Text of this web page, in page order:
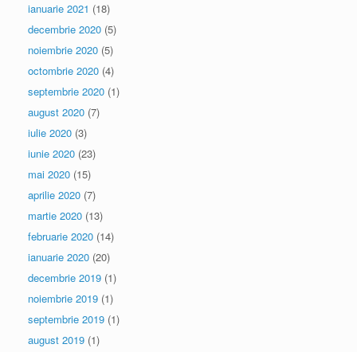
ianuarie 2021 (18)
decembrie 2020 (5)
noiembrie 2020 (5)
octombrie 2020 (4)
septembrie 2020 (1)
august 2020 (7)
iulie 2020 (3)
iunie 2020 (23)
mai 2020 (15)
aprilie 2020 (7)
martie 2020 (13)
februarie 2020 (14)
ianuarie 2020 (20)
decembrie 2019 (1)
noiembrie 2019 (1)
septembrie 2019 (1)
august 2019 (1)